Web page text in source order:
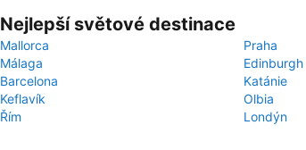
Nejlepší světové destinace
Mallorca
Praha
Málaga
Edinburgh
Barcelona
Katánie
Keflavík
Olbia
Řím
Londýn